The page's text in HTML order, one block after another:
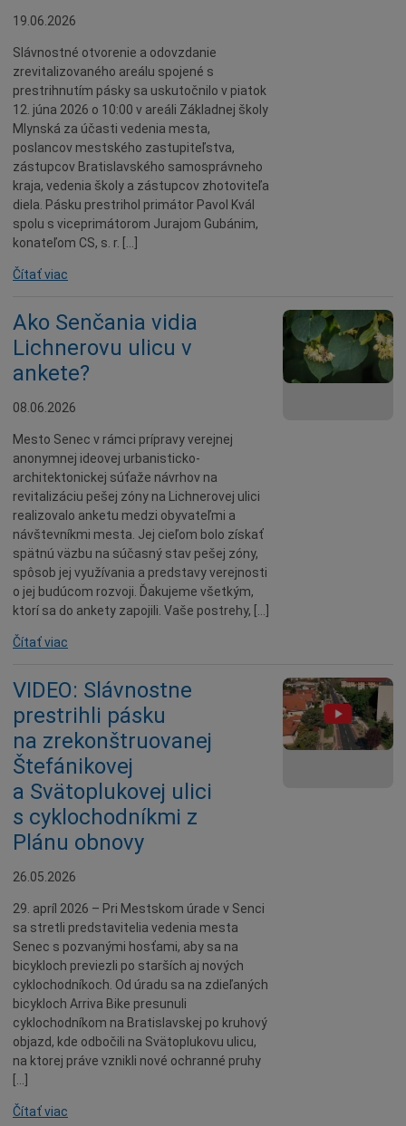
Veda
Zvieratá
Súťaž
Pracovné ponuky
19.06.2026
Slávnostné otvorenie a odovzdanie
zrevitalizovaného areálu spojené s
prestrihnutím pásky sa uskutočnilo v piatok
12. júna 2026 o 10:00 v areáli Základnej školy
Mlynská za účasti vedenia mesta,
poslancov mestského zastupiteľstva,
zástupcov Bratislavského samosprávneho
kraja, vedenia školy a zástupcov zhotoviteľa
diela. Pásku prestrihol primátor Pavol Kvál
spolu s viceprimátorom Jurajom Gubánim,
konateľom CS, s. r. […]
Čítať viac
Ako Senčania vidia
Lichnerovu ulicu v
ankete?
08.06.2026
Mesto Senec v rámci prípravy verejnej
anonymnej ideovej urbanisticko-
architektonickej súťaže návrhov na
revitalizáciu pešej zóny na Lichnerovej ulici
realizovalo anketu medzi obyvateľmi a
návštevníkmi mesta. Jej cieľom bolo získať
spätnú väzbu na súčasný stav pešej zóny,
spôsob jej využívania a predstavy verejnosti
o jej budúcom rozvoji. Ďakujeme všetkým,
ktorí sa do ankety zapojili. Vaše postrehy, […]
Čítať viac
VIDEO: Slávnostne
prestrihli pásku
na zrekonštruovanej
Štefánikovej
a Svätoplukovej ulici
s cyklochodníkmi z
Plánu obnovy
26.05.2026
29. apríl 2026 – Pri Mestskom úrade v Senci
sa stretli predstavitelia vedenia mesta
Senec s pozvanými hosťami, aby sa na
bicykloch previezli po starších aj nových
cyklochodníkoch. Od úradu sa na zdieľaných
bicykloch Arriva Bike presunuli
cyklochodníkom na Bratislavskej po kruhový
objazd, kde odbočili na Svätoplukovu ulicu,
na ktorej práve vznikli nové ochranné pruhy
Čítať viac